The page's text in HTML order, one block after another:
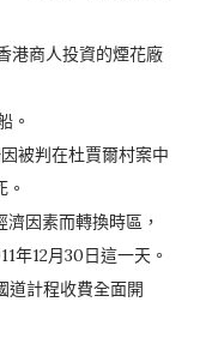
港商人投資的煙花廠
。
被判在杜賈爾村案中
因素而轉換時區，
年12月30日這一天。
道計程收費全面開